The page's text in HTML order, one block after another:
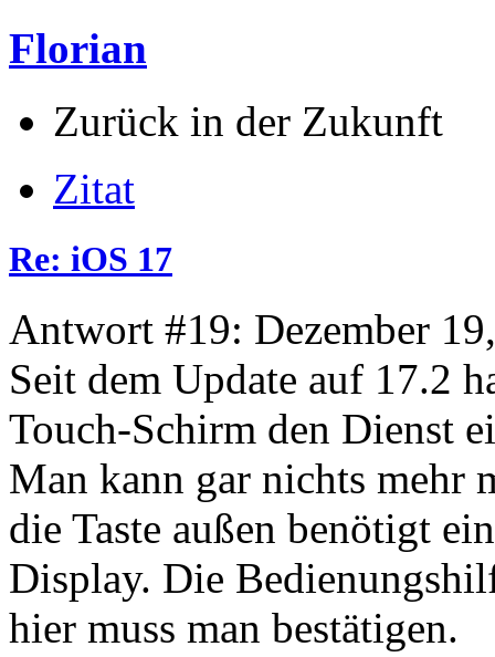
Florian
Zurück in der Zukunft
Zitat
Re: iOS 17
Antwort #19: Dezember
Seit dem Update auf 17.2
Touch-Schirm den Dienst
Man kann gar nichts mehr
die Taste außen benötigt
Display. Die
hier muss man bestätigen.